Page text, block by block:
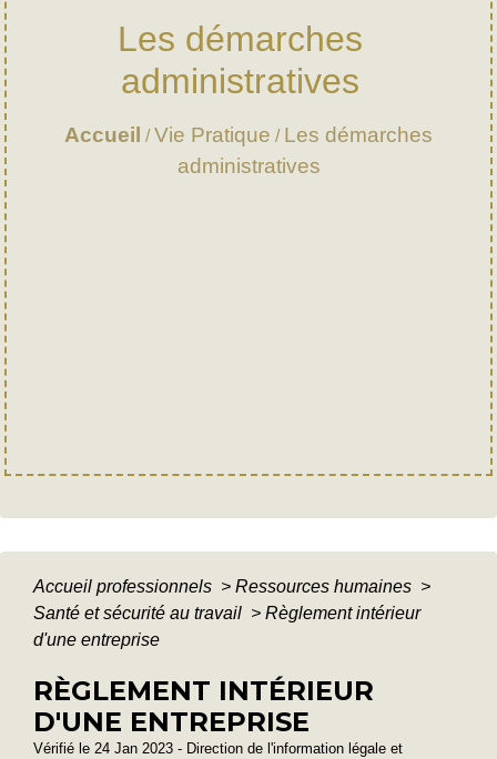
Les démarches
administratives
Accueil /Vie Pratique / Les démarches
administratives
Accueil professionnels > Ressources humaines >
Santé et sécurité au travail > Règlement intérieur
d'une entreprise
RÈGLEMENT INTÉRIEUR
D'UNE ENTREPRISE
Vérifié le 24 Jan 2023 - Direction de l'information légale et